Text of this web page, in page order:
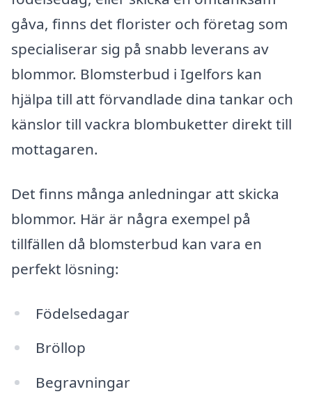
gåva, finns det florister och företag som
specialiserar sig på snabb leverans av
blommor. Blomsterbud i Igelfors kan
hjälpa till att förvandlade dina tankar och
känslor till vackra blombuketter direkt till
mottagaren.
Det finns många anledningar att skicka
blommor. Här är några exempel på
tillfällen då blomsterbud kan vara en
perfekt lösning:
Födelsedagar
Bröllop
Begravningar